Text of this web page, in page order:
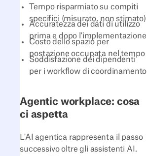
Tempo risparmiato su compiti
specifici (misurato, non stimato)
Accuratezza dei dati di utilizzo
prima e dopo l'implementazione
Costo dello spazio per
postazione occupata nel tempo
Soddisfazione dei dipendenti
per i workflow di coordinamento
Agentic workplace: cosa
ci aspetta
L'AI agentica rappresenta il passo
successivo oltre gli assistenti AI.